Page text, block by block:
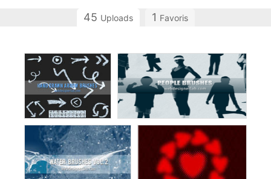
45 Uploads 1 Favoris